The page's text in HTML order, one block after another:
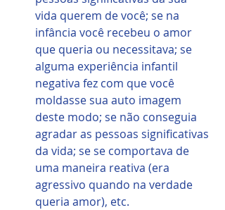
vida querem de você; se na
infância você recebeu o amor
que queria ou necessitava; se
alguma experiência infantil
negativa fez com que você
moldasse sua auto imagem
deste modo; se não conseguia
agradar as pessoas significativas
da vida; se se comportava de
uma maneira reativa (era
agressivo quando na verdade
queria amor), etc.